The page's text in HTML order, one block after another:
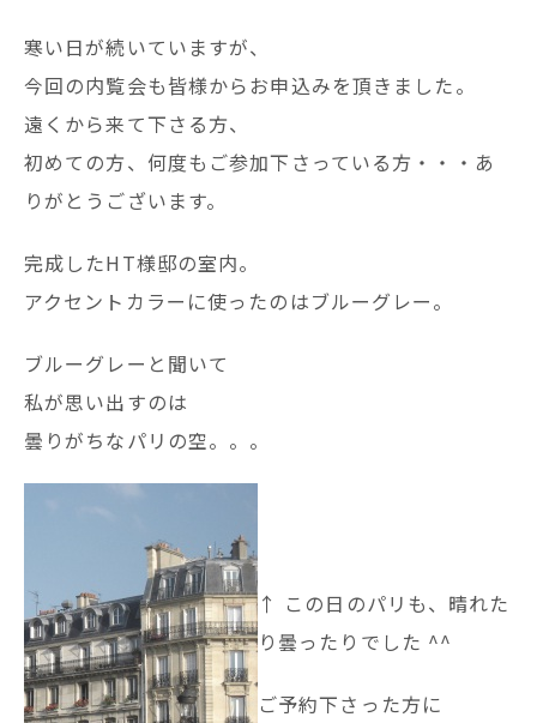
寒い日が続いていますが、
今回の内覧会も皆様からお申込みを頂きました。
遠くから来て下さる方、
初めての方、何度もご参加下さっている方・・・あ
りがとうございます。
完成したHT様邸の室内。
アクセントカラーに使ったのはブルーグレー。
ブルーグレーと聞いて
私が思い出すのは
曇りがちなパリの空。。。
↑ この日のパリも、晴れた
り曇ったりでした ^^
ご予約下さった方に